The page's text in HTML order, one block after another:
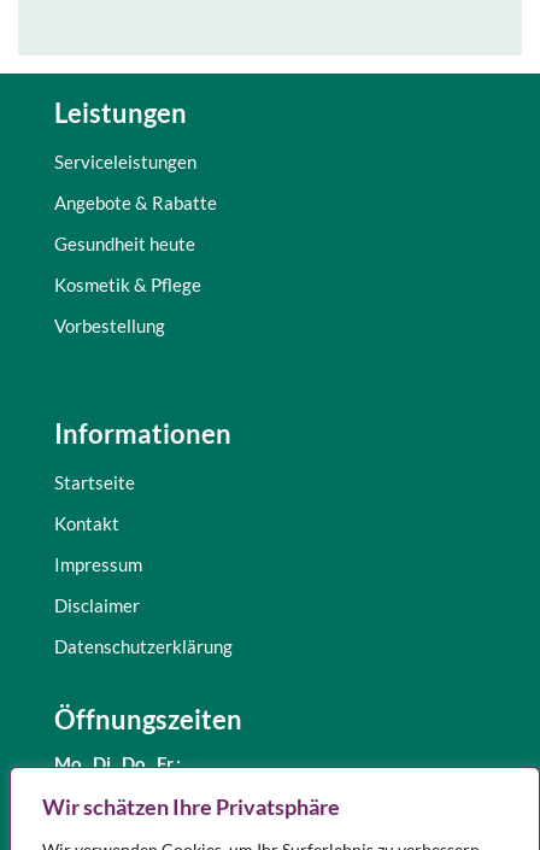
Wir schätzen Ihre Privatsphäre
Leistungen
Serviceleistungen
Angebote & Rabatte
Gesundheit heute
Kosmetik & Pflege
Vorbestellung
Informationen
Startseite
Kontakt
Impressum
Disclaimer
Datenschutzerklärung
Öffnungszeiten
Mo., Di.,Do., Fr.:
und 15.00 – 18.00 Uhr